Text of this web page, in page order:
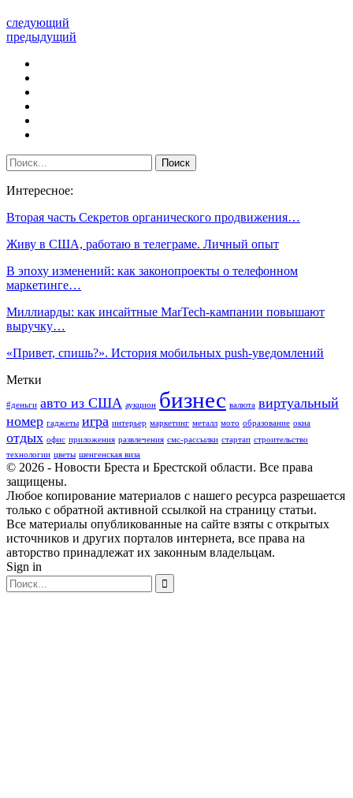
следующий
предыдущий
Интересное:
Вторая часть Секретов органического продвижения…
Живу в США, работаю в телеграме. Личный опыт
В эпоху изменений: как законопроекты о телефонном
маркетинге…
Миллиарды: как инсайтные MarTech-кампании повышают
выручку…
«Привет, спишь?». История мобильных push-уведомлений
Метки
#деньги авто из США аукцион бизнес валюта виртуальный
номер гаджеты игра интерьер маркетинг металл мото образование окна
отдых офис приложения развлечения смс-рассылки стартап строительство
технологии цветы шенгенская виза
© 2026 - Новости Бреста и Брестской области. Все права
защищены.
Любое копирование материалов с нашего ресурса разрешается
только с обратной активной ссылкой на страницу статьи.
Все материалы опубликованные на сайте взяты с открытых
источников и других порталов интернета, все права на
авторство принадлежат их законным владельцам.
Sign in